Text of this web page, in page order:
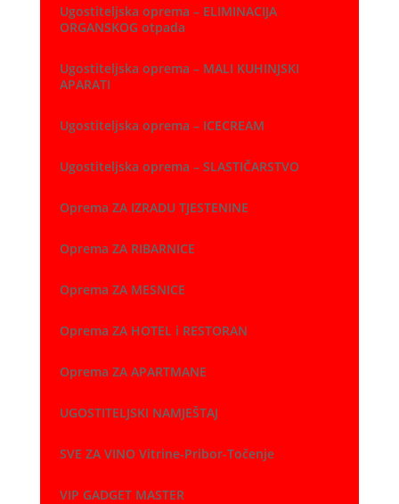
Ugostiteljska oprema – ELIMINACIJA
ORGANSKOG otpada
Ugostiteljska oprema – MALI KUHINJSKI
APARATI
Ugostiteljska oprema – ICECREAM
Ugostiteljska oprema – SLASTIČARSTVO
Oprema ZA IZRADU TJESTENINE
Oprema ZA RIBARNICE
Oprema ZA MESNICE
Oprema ZA HOTEL i RESTORAN
Oprema ZA APARTMANE
UGOSTITELJSKI NAMJEŠTAJ
SVE ZA VINO Vitrine-Pribor-Točenje
VIP GADGET MASTER